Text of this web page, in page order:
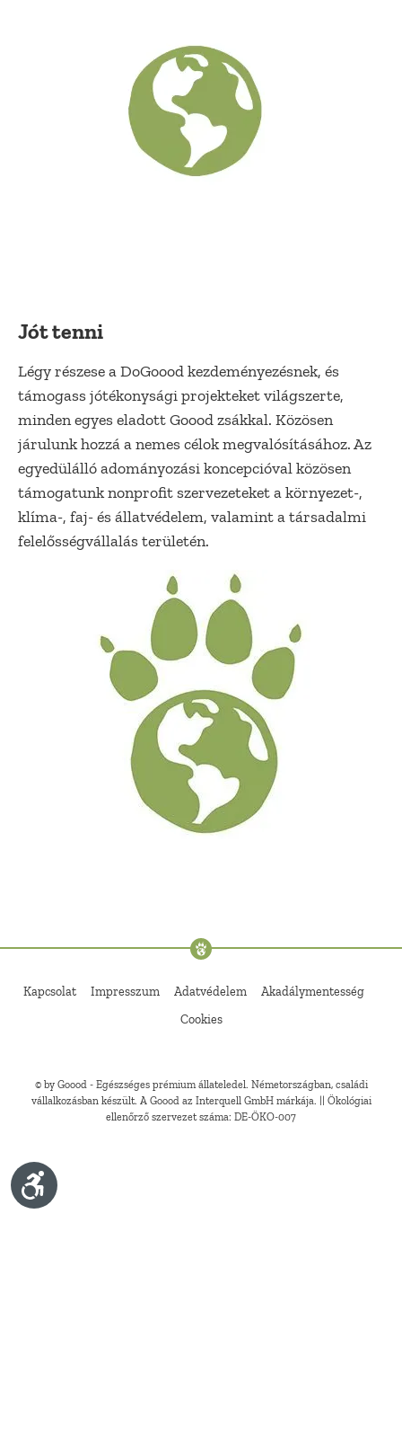
Jót tenni
Légy részese a DoGoood kezdeményezésnek, és
támogass jótékonysági projekteket világszerte,
minden egyes eladott Goood zsákkal. Közösen
járulunk hozzá a nemes célok megvalósításához. Az
egyedülálló adományozási koncepcióval közösen
támogatunk nonprofit szervezeteket a környezet-,
klíma-, faj- és állatvédelem, valamint a társadalmi
felelősségvállalás területén.
Kapcsolat Impresszum Adatvédelem Akadálymentesség
Cookies
© by Goood - Egészséges prémium állateledel. Németországban, családi
vállalkozásban készült. A Goood az Interquell GmbH márkája. || Ökológiai
ellenőrző szervezet száma: DE-ÖKO-007
Show toolbar